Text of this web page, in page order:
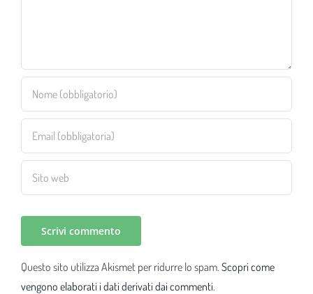
Questo sito utilizza Akismet per ridurre lo spam. Scopri come
vengono elaborati i dati derivati dai commenti.